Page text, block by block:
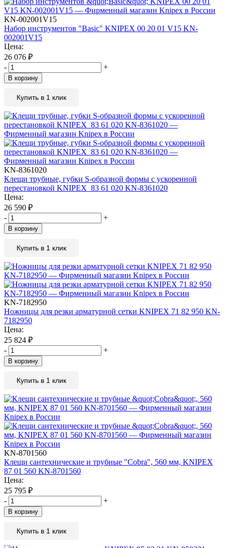
KN-002001V15
Набор инструментов "Basic" KNIPEX 00 20 01 V15 KN-
002001V15
Цена:
26 076 ₽
-
+
В корзину
Купить в 1 клик
KN-8361020
Клещи трубные, губки S-образной формы с ускоренной
перестановкой KNIPEX 83 61 020 KN-8361020
Цена:
26 590 ₽
-
+
В корзину
Купить в 1 клик
KN-7182950
Ножницы для резки арматурной сетки KNIPEX 71 82 950 KN-
7182950
Цена:
25 824 ₽
-
+
В корзину
Купить в 1 клик
KN-8701560
Клещи сантехнические и трубные "Cobra", 560 мм, KNIPEX
87 01 560 KN-8701560
Цена:
25 795 ₽
-
+
В корзину
Купить в 1 клик